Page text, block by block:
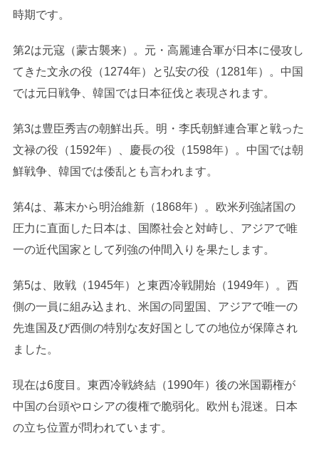
時期です。
第2は元寇（蒙古襲来）。元・高麗連合軍が日本に侵攻し
てきた文永の役（1274年）と弘安の役（1281年）。中国
では元日戦争、韓国では日本征伐と表現されます。
第3は豊臣秀吉の朝鮮出兵。明・李氏朝鮮連合軍と戦った
文禄の役（1592年）、慶長の役（1598年）。中国では朝
鮮戦争、韓国では倭乱とも言われます。
第4は、幕末から明治維新（1868年）。欧米列強諸国の
圧力に直面した日本は、国際社会と対峙し、アジアで唯
一の近代国家として列強の仲間入りを果たします。
第5は、敗戦（1945年）と東西冷戦開始（1949年）。西
側の一員に組み込まれ、米国の同盟国、アジアで唯一の
先進国及び西側の特別な友好国としての地位が保障され
ました。
現在は6度目。東西冷戦終結（1990年）後の米国覇権が
中国の台頭やロシアの復権で脆弱化。欧州も混迷。日本
の立ち位置が問われています。